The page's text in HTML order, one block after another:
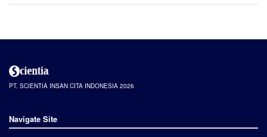
PT. SCIENTIA INSAN CITA INDONESIA 2026
Navigate Site